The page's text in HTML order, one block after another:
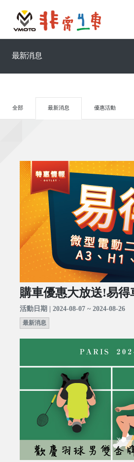
最新消息
全部 最新消息 優惠活動
購車優惠大放送!易得
活動日期 | 2024-08-07 ~ 2024-08-26
最新消息